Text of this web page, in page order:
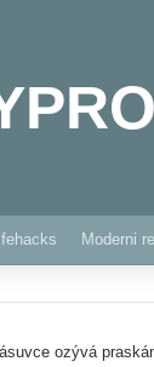
Moderni
ozývá